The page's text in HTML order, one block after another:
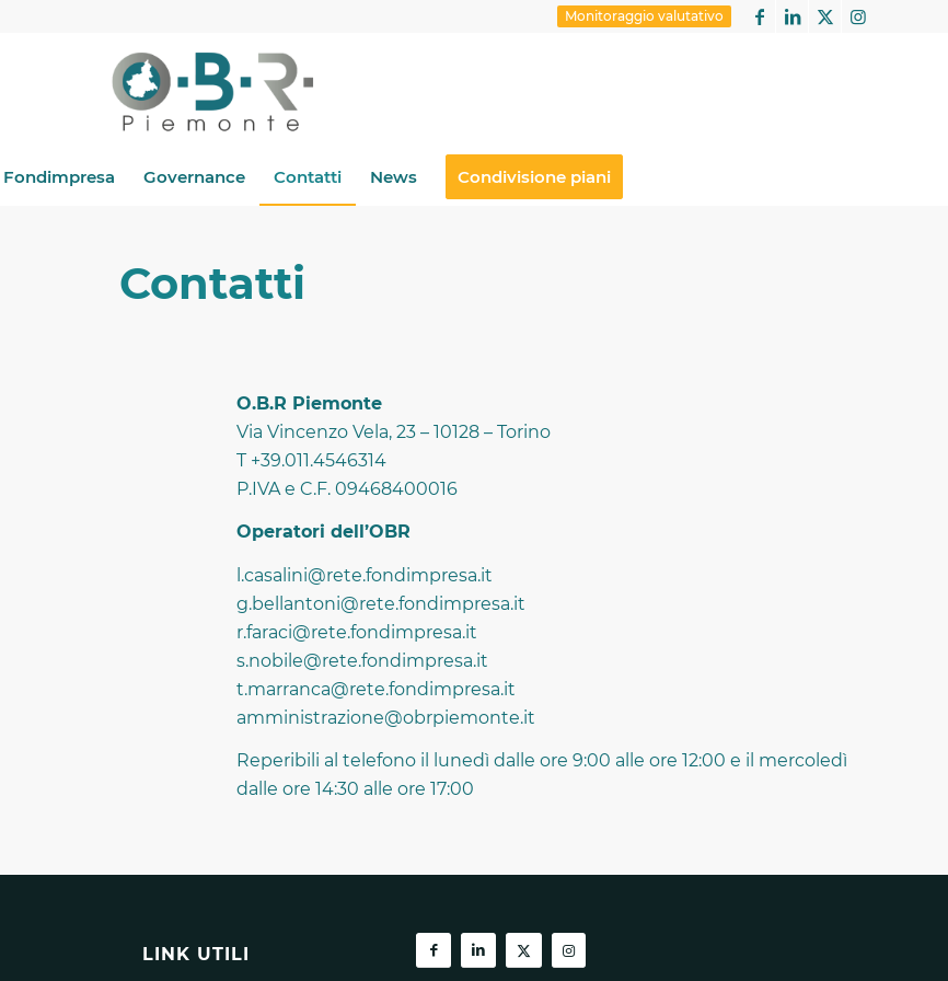
Monitoraggio valutativo
Fondimpresa Governance Contatti News Condivisione piani
Contatti
O.B.R Piemonte
Via Vincenzo Vela, 23 – 10128 – Torino
T +39.011.4546314
P.IVA e C.F. 09468400016
Operatori dell’OBR
l.casalini@rete.fondimpresa.it
g.bellantoni@rete.fondimpresa.it
r.faraci@rete.fondimpresa.it
s.nobile@rete.fondimpresa.it
t.marranca@rete.fondimpresa.it
amministrazione@obrpiemonte.it
Reperibili al telefono il lunedì dalle ore 9:00 alle ore 12:00 e il mercoledì
dalle ore 14:30 alle ore 17:00
LINK UTILI